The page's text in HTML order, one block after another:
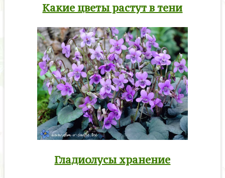
Какие цветы растут в тени
Гладиолусы хранение